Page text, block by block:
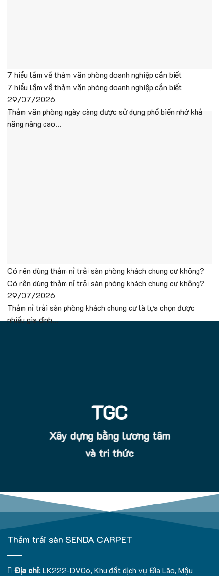
7 hiểu lầm về thảm văn phòng doanh nghiệp cần biết
7 hiểu lầm về thảm văn phòng doanh nghiệp cần biết
29/07/2026
Thảm văn phòng ngày càng được sử dụng phổ biến nhờ khả
năng nâng cao...
Có nên dùng thảm nỉ trải sàn phòng khách chung cư không?
Có nên dùng thảm nỉ trải sàn phòng khách chung cư không?
29/07/2026
Thảm nỉ trải sàn phòng khách chung cư là lựa chọn được
nhiều gia đình...
TGC
Xây dựng bằng lương tâm
và tri thức
Thảm trải sàn SENDA CARPET
Địa chỉ: LK222-DV06, Khu đất dịch vụ Đìa Lão, Mậu